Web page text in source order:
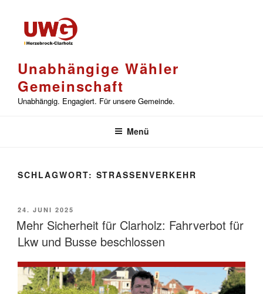
springen
Unabhängige Wähler
Gemeinschaft
Unabhängig. Engagiert. Für unsere Gemeinde.
Menü
SCHLAGWORT: STRASSENVERKEHR
VERÖFFENTLICHT
AM
24. JUNI 2025
Mehr Sicherheit für Clarholz: Fahrverbot für
Lkw und Busse beschlossen